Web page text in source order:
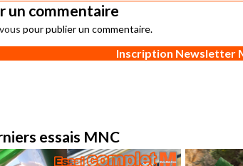
un commentaire
pour publier un commentaire.
Inscription Newsletter
essais MNC